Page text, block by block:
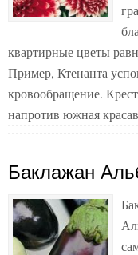
квартирные цветы
Пример, Ктенанта
кровообращение.
напротив южная
Баклажан